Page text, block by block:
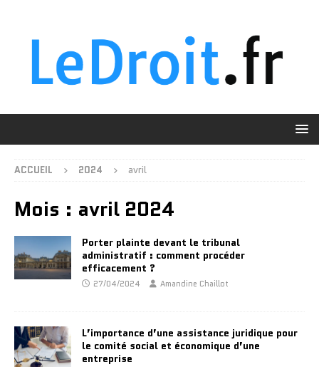
ACCUEIL 2024 avril
Mois : avril 2024
Porter plainte devant le tribunal
administratif : comment procéder
efficacement ?
27/04/2024 Amandine Chaillot
L’importance d’une assistance juridique pour
le comité social et économique d’une
entreprise